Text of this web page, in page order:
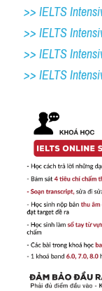
>> IELTS
>> IELTS
>> IELTS
>> IELTS